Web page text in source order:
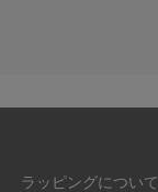
ラッピングについて